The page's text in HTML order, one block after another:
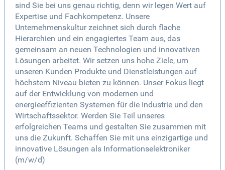
sind Sie bei uns genau richtig, denn wir legen Wert auf
Expertise und Fachkompetenz. Unsere
Unternehmenskultur zeichnet sich durch flache
Hierarchien und ein engagiertes Team aus, das
gemeinsam an neuen Technologien und innovativen
Lösungen arbeitet. Wir setzen uns hohe Ziele, um
unseren Kunden Produkte und Dienstleistungen auf
höchstem Niveau bieten zu können. Unser Fokus liegt
auf der Entwicklung von modernen und
energieeffizienten Systemen für die Industrie und den
Wirtschaftssektor. Werden Sie Teil unseres
erfolgreichen Teams und gestalten Sie zusammen mit
uns die Zukunft. Schaffen Sie mit uns einzigartige und
innovative Lösungen als Informationselektroniker
(m/w/d)